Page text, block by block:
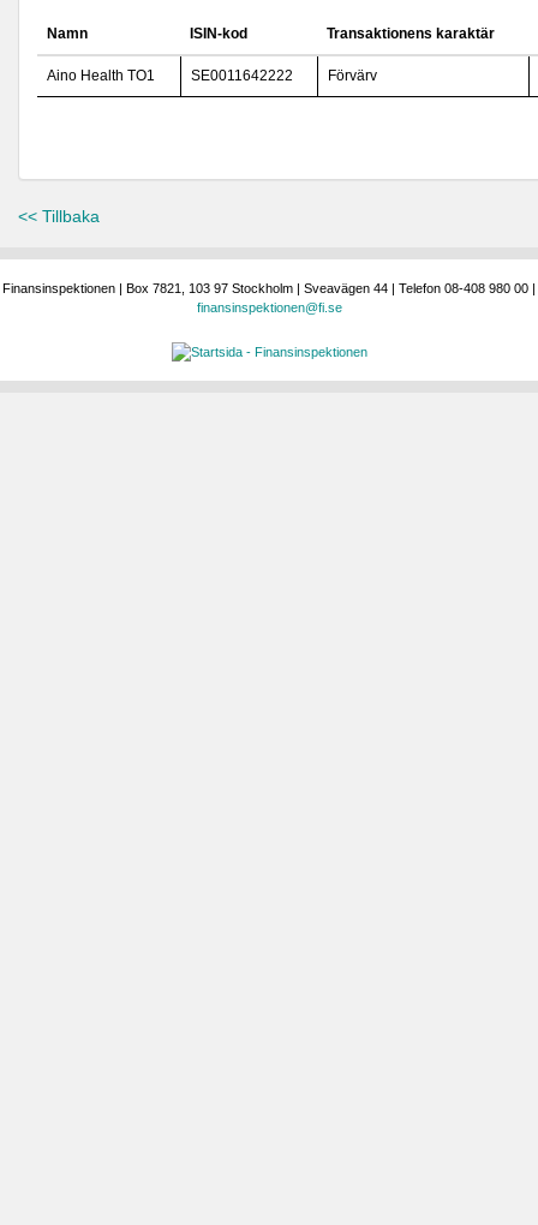
Namn ISIN-kod Transaktionens karaktär
Aino Health TO1 SE0011642222 Förvärv
<< Tillbaka
Finansinspektionen | Box 7821, 103 97 Stockholm | Sveavägen 44 | Telefon 08-408 980 00 |
finansinspektionen@fi.se